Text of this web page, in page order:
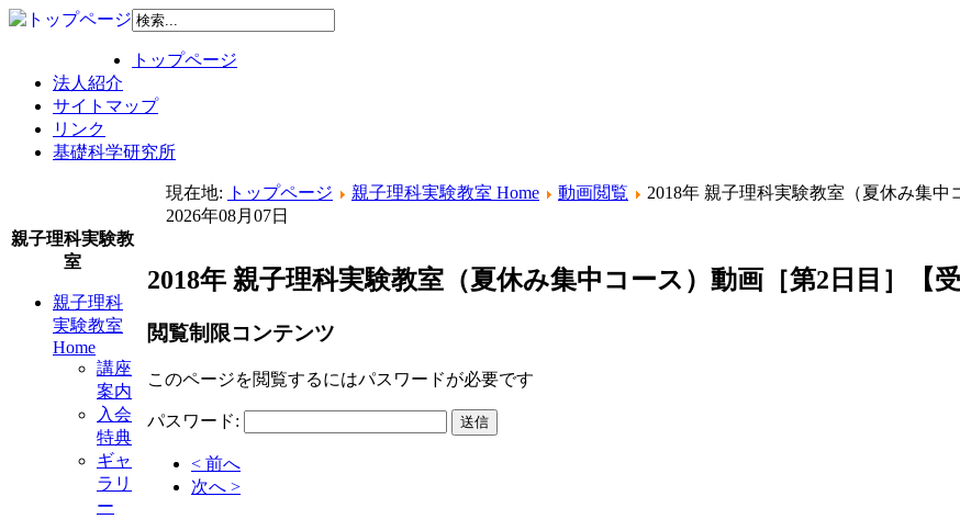
トップページ
法人紹介
サイトマップ
リンク
基礎科学研究所
現在地: トップページ 親子理科実験教室 Home 動画閲覧
2018年 親子理科実験教室（夏休み集中
2026年08月07日
親子理科実験教
室
親子理科
実験教室
Home
講座
案内
入会
特典
ギャ
ラリ
ー
2018年 親子理科実験教室（夏休み集中コース）動画［第2日目］【受
閲覧制限コンテンツ
このページを閲覧するにはパスワードが必要です
パスワード:
< 前へ
次へ >